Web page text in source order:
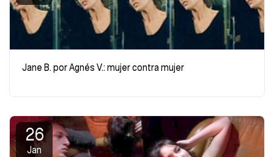
Jane B. por Agnés V.: mujer contra mujer
26
Jan